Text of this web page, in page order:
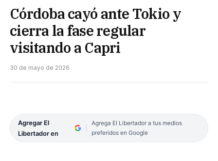
Córdoba cayó ante Tokio y
cierra la fase regular
visitando a Capri
30 de mayo de 2026
Agregar El
Libertador en
Agrega El Libertador a tus medios
preferidos en Google